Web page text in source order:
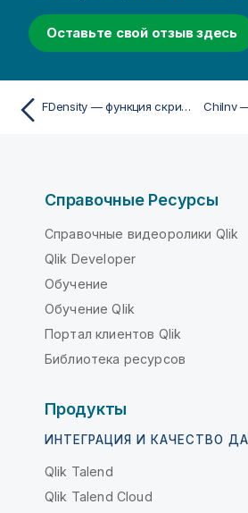
Оставьте свой отзыв здесь
FDensity — функция скриптa и диаграммы
Справочные Ресурсы
Справочные видеоролики Qlik
Qlik Developer
Обучение
Обучение Qlik
Портал клиентов Qlik
Библиотека ресурсов
Продукты
ИНТЕГРАЦИЯ И КАЧЕСТВО
Qlik Talend
Qlik Talend Cloud